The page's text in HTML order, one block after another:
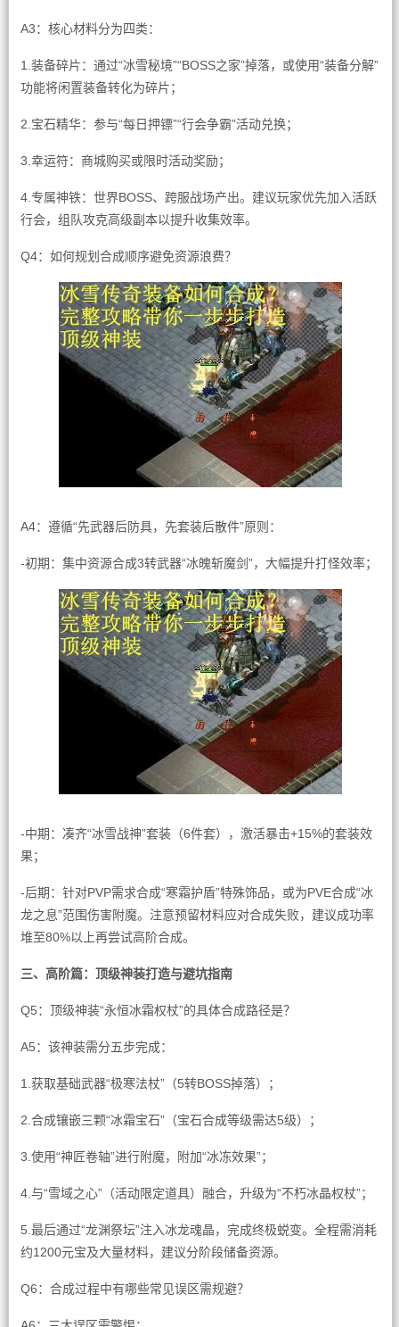
A3：核心材料分为四类：
1.装备碎片：通过“冰雪秘境”“BOSS之家”掉落，或使用“装备分解”
功能将闲置装备转化为碎片；
2.宝石精华：参与“每日押镖”“行会争霸”活动兑换；
3.幸运符：商城购买或限时活动奖励；
4.专属神铁：世界BOSS、跨服战场产出。建议玩家优先加入活跃
行会，组队攻克高级副本以提升收集效率。
Q4：如何规划合成顺序避免资源浪费？
A4：遵循“先武器后防具，先套装后散件”原则：
-初期：集中资源合成3转武器“冰魄斩魔剑”，大幅提升打怪效率；
-中期：凑齐“冰雪战神”套装（6件套），激活暴击+15%的套装效
果；
-后期：针对PVP需求合成“寒霜护盾”特殊饰品，或为PVE合成“冰
龙之息”范围伤害附魔。注意预留材料应对合成失败，建议成功率
堆至80%以上再尝试高阶合成。
三、高阶篇：顶级神装打造与避坑指南
Q5：顶级神装“永恒冰霜权杖”的具体合成路径是？
A5：该神装需分五步完成：
1.获取基础武器“极寒法杖”（5转BOSS掉落）；
2.合成镶嵌三颗“冰霜宝石”（宝石合成等级需达5级）；
3.使用“神匠卷轴”进行附魔，附加“冰冻效果”；
4.与“雪域之心”（活动限定道具）融合，升级为“不朽冰晶权杖”；
5.最后通过“龙渊祭坛”注入冰龙魂晶，完成终极蜕变。全程需消耗
约1200元宝及大量材料，建议分阶段储备资源。
Q6：合成过程中有哪些常见误区需规避？